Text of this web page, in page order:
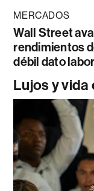
MERCADOS
Wall Street
rendimientos
débil dato
Lujos y vida